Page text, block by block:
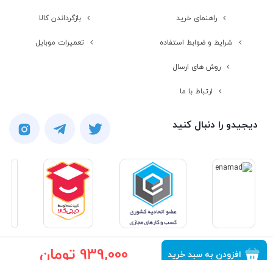
939,000 تومان افزودن به سبد خرید
راهنمای خرید
شرایط و ضوابط استفاده
روش های ارسال
ارتباط با ما
بازگرداندن کالا
تعمیرات موبایل
دیجیدو را دنبال کنید